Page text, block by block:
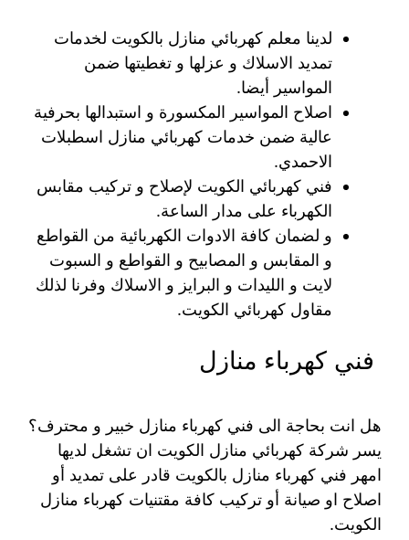
لدينا معلم كهربائي منازل بالكويت لخدمات
تمديد الاسلاك و عزلها و تغطيتها ضمن
المواسير أيضا.
اصلاح المواسير المكسورة و استبدالها بحرفية
عالية ضمن خدمات كهربائي منازل اسطبلات
الاحمدي.
فني كهربائي الكويت لإصلاح و تركيب مقابس
الكهرباء على مدار الساعة.
و لضمان كافة الادوات الكهربائية من القواطع
و المقابس و المصابيح و القواطع و السبوت
لايت و الليدات و البرايز و الاسلاك وفرنا لذلك
مقاول كهربائي الكويت.
فني كهرباء منازل
هل انت بحاجة الى فني كهرباء منازل خبير و محترف؟
يسر شركة كهربائي منازل الكويت ان تشغل لديها
امهر فني كهرباء منازل بالكويت قادر على تمديد أو
اصلاح او صيانة أو تركيب كافة مقتنيات كهرباء منازل
الكويت.